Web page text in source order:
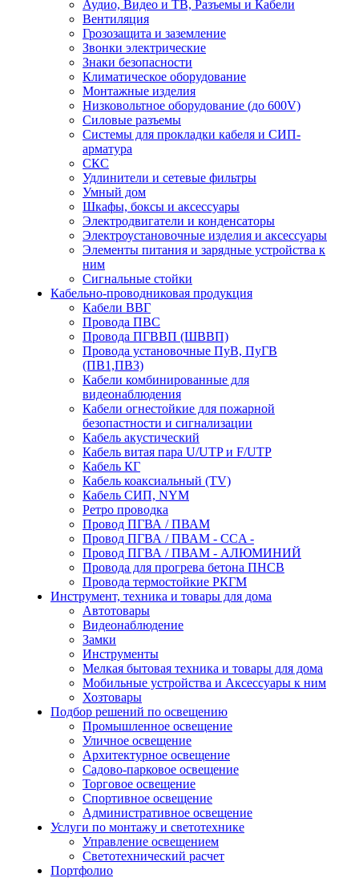
Аудио, Видео и ТВ, Разъемы и Кабели
Вентиляция
Грозозащита и заземление
Звонки электрические
Знаки безопасности
Климатическое оборудование
Монтажные изделия
Низковольтное оборудование (до 600V)
Силовые разъемы
Системы для прокладки кабеля и СИП-
арматура
СКС
Удлинители и сетевые фильтры
Умный дом
Шкафы, боксы и аксессуары
Электродвигатели и конденсаторы
Электроустановочные изделия и аксессуары
Элементы питания и зарядные устройства к
ним
Сигнальные стойки
Кабельно-проводниковая продукция
Кабели ВВГ
Провода ПВС
Провода ПГВВП (ШВВП)
Провода установочные ПуВ, ПуГВ
(ПВ1,ПВ3)
Кабели комбинированные для
видеонаблюдения
Кабели огнестойкие для пожарной
безопастности и сигнализации
Кабель акустический
Кабель витая пара U/UTP и F/UTP
Кабель КГ
Кабель коаксиальный (TV)
Кабель СИП, NYM
Ретро проводка
Провод ПГВА / ПВАМ
Провод ПГВА / ПВАМ - CCA -
Провод ПГВА / ПВАМ - АЛЮМИНИЙ
Провода для прогрева бетона ПНСВ
Провода термостойкие РКГМ
Инструмент, техника и товары для дома
Автотовары
Видеонаблюдение
Замки
Инструменты
Мелкая бытовая техника и товары для дома
Мобильные устройства и Аксессуары к ним
Хозтовары
Подбор решений по освещению
Промышленное освещение
Уличное освещение
Архитектурное освещение
Садово-парковое освещение
Торговое освещение
Спортивное освещение
Административное освещение
Услуги по монтажу и светотехнике
Управление освещением
Светотехнический расчет
Портфолио